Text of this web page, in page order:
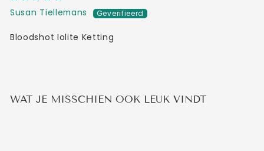
Susan Tiellemans
Bloodshot Iolite Ketting
WAT JE MISSCHIEN OOK LEUK VINDT